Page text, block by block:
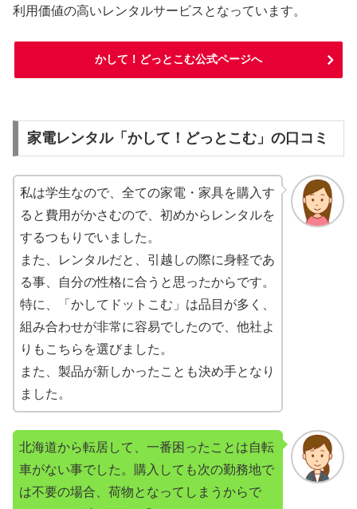
利用価値の高いレンタルサービスとなっています。
かして！どっとこむ公式ページへ
家電レンタル「かして！どっとこむ」の口コミ
私は学生なので、全ての家電・家具を購入す
ると費用がかさむので、初めからレンタルを
するつもりでいました。
また、レンタルだと、引越しの際に身軽であ
る事、自分の性格に合うと思ったからです。
特に、「かしてドットこむ」は品目が多く、
組み合わせが非常に容易でしたので、他社よ
りもこちらを選びました。
また、製品が新しかったことも決め手となり
ました。
北海道から転居して、一番困ったことは自転
車がない事でした。購入しても次の勤務地で
は不要の場合、荷物となってしまうからで